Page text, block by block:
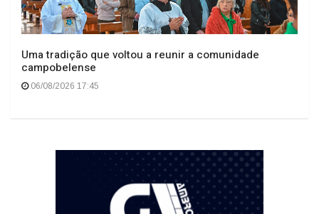
Uma tradição que voltou a reunir a comunidade
campobelense
06/08/2026 17:45